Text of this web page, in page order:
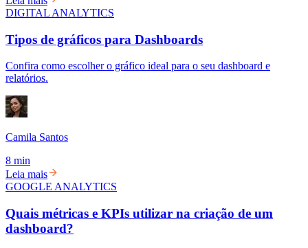
DIGITAL ANALYTICS
Tipos de gráficos para Dashboards
Confira como escolher o gráfico ideal para o seu dashboard e
relatórios.
Camila Santos
8 min
Leia mais
GOOGLE ANALYTICS
Quais métricas e KPIs utilizar na criação de um
dashboard?